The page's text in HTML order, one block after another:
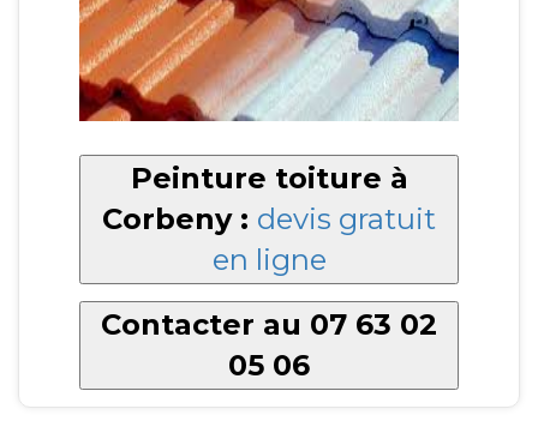
Peinture toiture à
Corbeny : devis gratuit
en ligne
Contacter au 07 63 02
05 06